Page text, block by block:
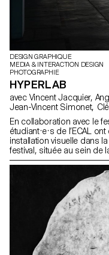
DESIGN GRAPHIQUE
MEDIA & INTERACTION DESIGN
PHOTOGRAPHIE
HYPERLAB
avec Vincent Jacquier, Angelo Benedetto, Ali-Eddine Abdelkhalek,
Jean-
En collaboration avec le
étudiant·e·s de l’ECAL
installation visuelle dans
festival, située au sein de
les étudiant·e·s de 1res
mélangeant les
Design et Photographie.
à des séquences
thème central « HYPER ».
deuxième année de
projet en développant
collaborations
favorisé une cohésion
tout en renforçant